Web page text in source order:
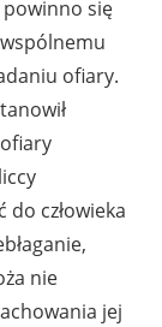
powinno się
ofiary.
do człowieka
nie
jej